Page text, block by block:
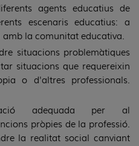
agents educatius de
escenaris educatius: a
la comunitat educativa.
situacions problemàtiques
situacions que requereixin
o d'altres professionals.
adequada per al
pròpies de la professió.
la realitat social canviant